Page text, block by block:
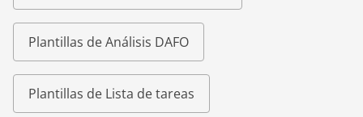
Plantillas de Análisis DAFO
Plantillas de Lista de tareas